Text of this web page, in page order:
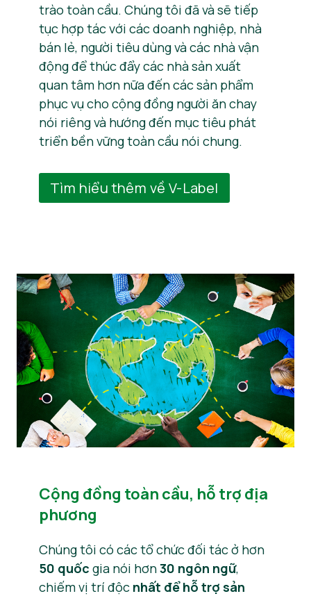
trào toàn cầu. Chúng tôi đã và sẽ tiếp
tục hợp tác với các doanh nghiệp, nhà
bán lẻ, người tiêu dùng và các nhà vận
động để thúc đẩy các nhà sản xuất
quan tâm hơn nữa đến các sản phẩm
phục vụ cho cộng đồng người ăn chay
nói riêng và hướng đến mục tiêu phát
triển bền vững toàn cầu nói chung.
Tìm hiểu thêm về V-Label
Cộng đồng toàn cầu, hỗ trợ địa
phương
Chúng tôi có các tổ chức đối tác ở hơn
50 quốc gia nói hơn30 ngôn ngữ,
chiếm vị trí độc nhất để hỗ trợ sản